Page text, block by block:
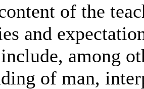
of the
and
among
of man,